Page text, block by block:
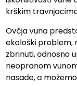
krškim
Ovčja vuna
ekološki problem,
zbrinuti, odnosno
neopranom
nasade, a